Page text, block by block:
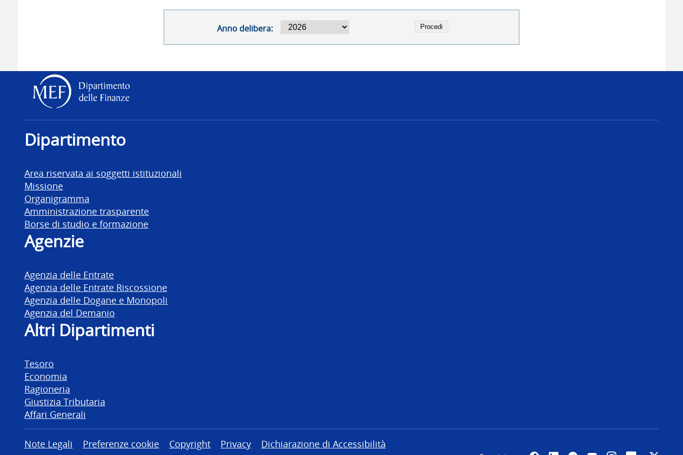
Anno delibera:
Dipartimento delle Finanze
Dipartimento
Area riservata ai soggetti istituzionali
Missione
Organigramma
Amministrazione trasparente
Borse di studio e formazione
Agenzie
Agenzia delle Entrate
Agenzia delle Entrate Riscossione
Agenzia delle Dogane e Monopoli
Agenzia del Demanio
Altri Dipartimenti
Tesoro
Economia
Ragioneria
Giustizia Tributaria
Affari Generali
Altre informazioni
Note Legali Preferenze cookie Copyright Privacy Dichiarazione di Accessibilità